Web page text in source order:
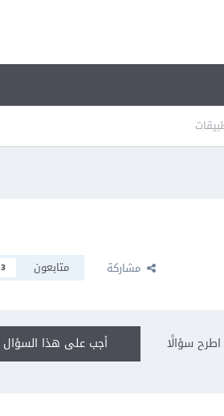
مشاركة متابعون 3
أجب على هذا السؤال اطرح سؤالًا